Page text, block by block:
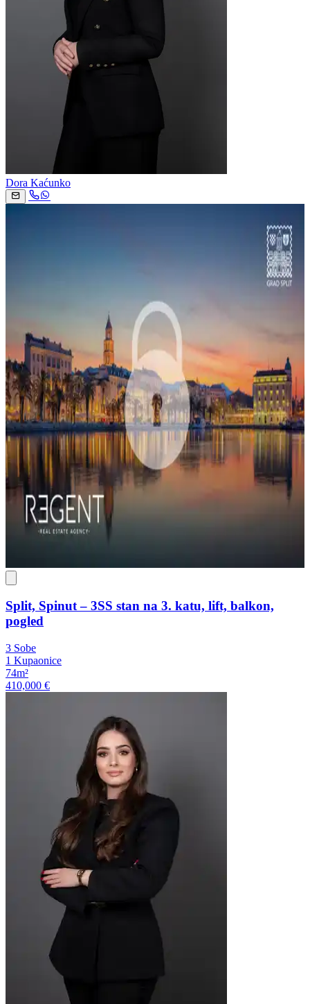
Dora Kaćunko
Split, Spinut – 3SS stan na 3. katu, lift, balkon,
pogled
3 Sobe
1 Kupaonice
74m²
410,000 €